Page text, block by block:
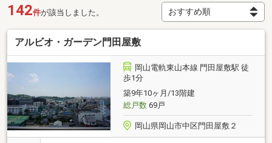
142件が該当しました。
アルビオ・ガーデン門田屋敷
岡山電軌東山本線 門田屋敷駅 徒
歩1分
築9年10ヶ月/13階建
総戸数69戸
岡山県岡山市中区門田屋敷２